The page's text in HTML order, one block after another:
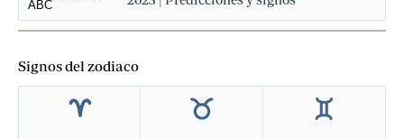
Signos del zodiaco